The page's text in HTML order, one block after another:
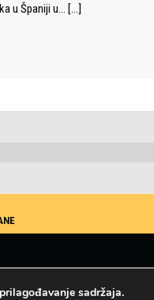
u Španiji u… […]
sadržaja.